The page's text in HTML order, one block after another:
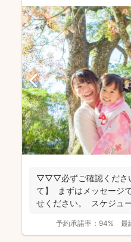
▽▽▽必ずご確認くだ
て】 まずはメッセージ
せください。 スケジュ
予約承諾率： 94% 最